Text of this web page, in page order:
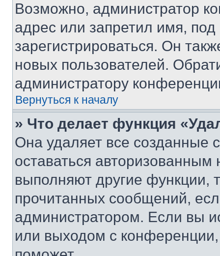
Возможно, администратор
адрес или запретил имя,
зарегистрироваться. Он
новых пользователей.
администратору
Вернуться к началу
» Что делает функция
Она удаляет все созданные
оставаться
выполняют другие функции,
прочитанных сообщений,
администратором. Если вы
или выходом с